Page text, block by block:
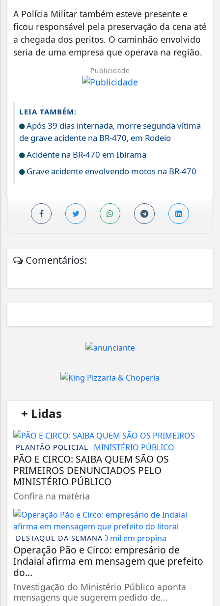
A Polícia Militar também esteve presente e
ficou responsável pela preservação da cena até
a chegada dos peritos. O caminhão envolvido
seria de uma empresa que operava na região.
Publicidade
LEIA TAMBÉM:
Após 39 dias internada, morre segunda vítima
de grave acidente na BR-470, em Rodeio
Acidente na BR-470 em Ibirama
Grave acidente envolvendo motos na BR-470
Comentários:
+ Lidas
PLANTÃO POLICIAL
PÃO E CIRCO: SAIBA QUEM SÃO OS
PRIMEIROS DENUNCIADOS PELO
MINISTÉRIO PÚBLICO
Confira na matéria
DESTAQUE DA SEMANA
Operação Pão e Circo: empresário de
Indaial afirma em mensagem que prefeito
do...
Investigação do Ministério Público aponta
mensagens que sugerem pedido de...